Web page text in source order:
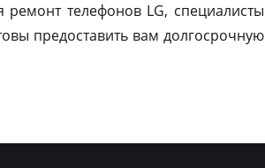
ремонт телефонов LG, специалисты
предоставить вам долгосрочную